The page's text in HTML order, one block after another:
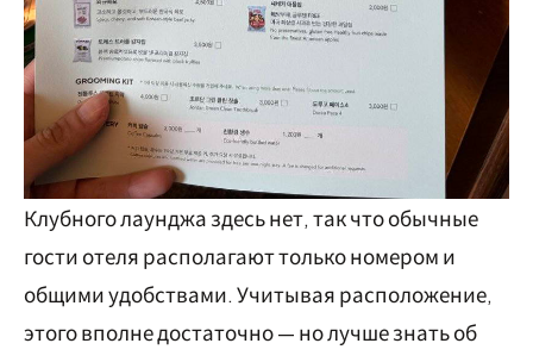
Клубного лаунджа здесь нет, так что обычные
гости отеля располагают только номером и
общими удобствами. Учитывая расположение,
этого вполне достаточно — но лучше знать об